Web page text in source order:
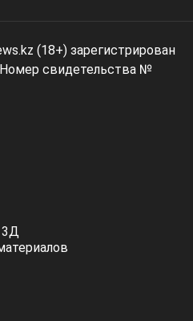
(18+) зарегистрирован
Номер свидетельства №
3Д